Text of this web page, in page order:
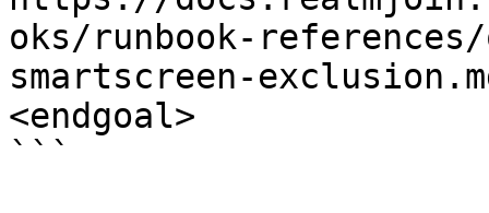
oks/runbook-
smartscreen-
<endgoal>
```